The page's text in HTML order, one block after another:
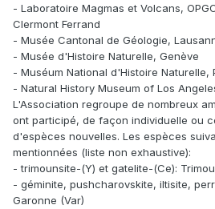
- Laboratoire Magmas et Volcans,
Clermont Ferrand
- Musée Cantonal de Géologie,
- Musée d'Histoire Naturelle, Genève
- Muséum National d'Histoire Naturelle,
- Natural History Museum of Los
L'Association regroupe de nombreux
ont participé, de façon individuelle ou
d'espèces nouvelles. Les espèces
mentionnées (liste non exhaustive):
- trimounsite-(Y) et gatelite-(Ce):
- géminite, pushcharovskite, iltisite,
Garonne (Var)